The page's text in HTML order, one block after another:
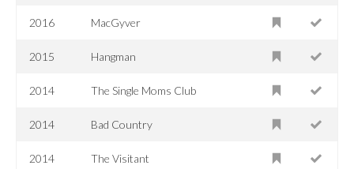
2016 MacGyver
2015 Hangman
2014 The Single Moms Club
2014 Bad Country
2014 The Visitant